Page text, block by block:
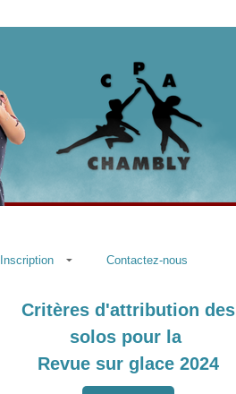
Inscription Contactez-nous
Critères d'attribution des
solos pour la
Revue sur glace 2024